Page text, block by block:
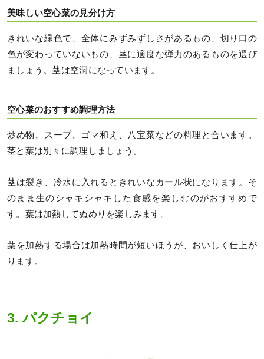
美味しい空心菜の見分け方
きれいな緑色で、全体にみずみずしさがあるもの、切り口の
色が変わっていないもの、茎に適度な弾力のあるものを選び
ましょう。茎は空洞になっています。
空心菜のおすすめ調理方法
炒め物、スープ、ゴマ和え、八宝菜などの料理と合います。
茎と葉は別々に調理しましょう。
茎は裂き、冷水に入れるときれいなカール状になります。そ
のまま生のシャキシャキした食感を楽しむのがおすすめで
す。葉は加熱してぬめりを楽しみます。
葉を加熱する場合は加熱時間が短いほうが、おいしく仕上が
ります。
3. パクチョイ